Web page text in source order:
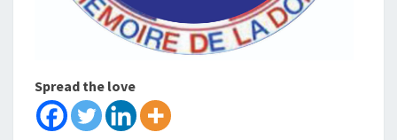
Spread the love